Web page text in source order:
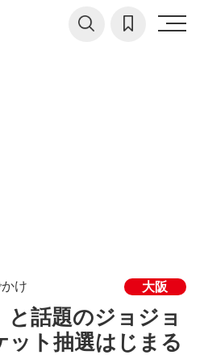
け 大阪
と話題のジョジョ
ット抽選はじまる